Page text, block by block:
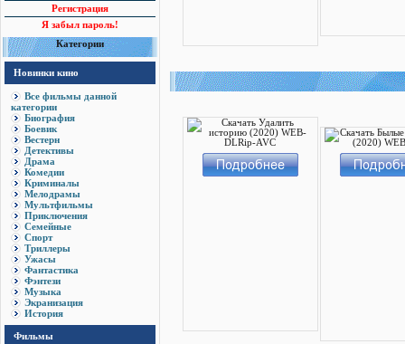
Регистрация
Я забыл пароль!
Категории
Новинки кино
Все фильмы данной
категории
Биография
Боевик
Вестерн
Детективы
Драма
Комедии
Криминалы
Мелодрамы
Мультфильмы
Приключения
Семейные
Спорт
Триллеры
Ужасы
Фантастика
Фэнтези
Музыка
Экранизация
История
Фильмы